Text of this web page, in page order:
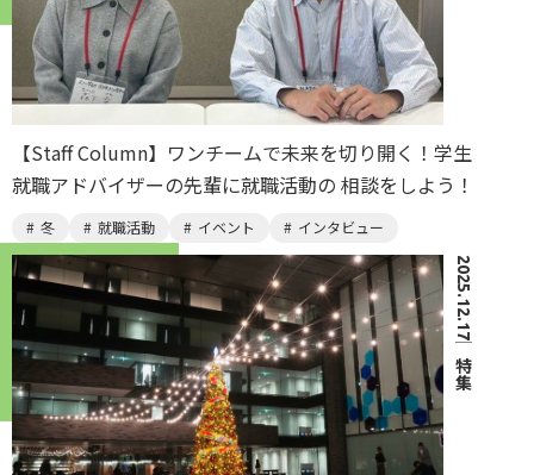
【Staff Column】ワンチームで未来を切り開く！学生
就職アドバイザーの先輩に就職活動の 相談をしよう！
冬 就職活動 イベント インタビュー
2025.12.17
｜
特集